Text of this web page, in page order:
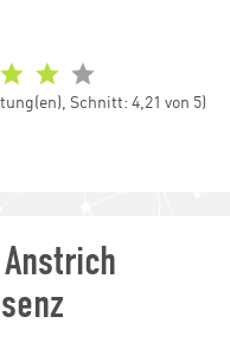
Schnitt: 4,21 von 5)